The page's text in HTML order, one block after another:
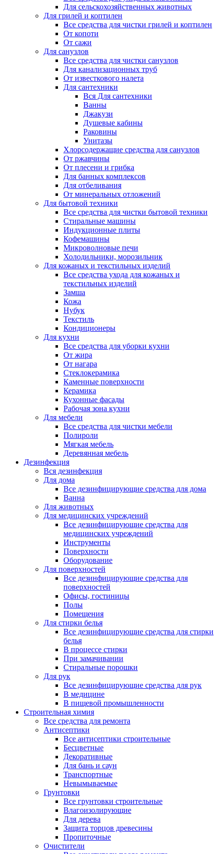
Для сельскохозяйственных животных
Для грилей и коптилен
Все средства для чистки грилей и коптилен
От копоти
От сажи
Для санузлов
Все средства для чистки санузлов
Для канализационных труб
От известкового налета
Для сантехники
Вся Для сантехники
Ванны
Джакузи
Душевые кабины
Раковины
Унитазы
Хлорсодержащие средства для санузлов
От ржавчины
От плесени и грибка
Для банных комплексов
Для отбеливания
От минеральных отложений
Для бытовой техники
Все средства для чистки бытовой техники
Стиральные машины
Индукционные плиты
Кофемашины
Микроволновые печи
Холодильники, морозильник
Для кожаных и текстильных изделий
Все средства ухода для кожаных и
текстильных изделий
Замша
Кожа
Нубук
Текстиль
Кондиционеры
Для кухни
Все средства для уборки кухни
От жира
От нагара
Стеклокерамика
Каменные поверхности
Керамика
Кухонные фасады
Рабочая зона кухни
Для мебели
Все средства для чистки мебели
Полироли
Мягкая мебель
Деревянная мебель
Дезинфекция
Вся дезинфекция
Для дома
Все дезинфицирующие средства для дома
Ванна
Для животных
Для медицинских учреждений
Все дезинфицирующие средства для
медицинских учреждений
Инструменты
Поверхности
Оборудование
Для поверхностей
Все дезинфицирующие средства для
поверхностей
Офисы, гостиницы
Полы
Помещения
Для стирки белья
Все дезинфицирующие средства для стирки
белья
В процессе стирки
При замачивании
Стиральные порошки
Для рук
Все дезинфицирующие средства для рук
В медицине
В пищевой промышленности
Строительная химия
Все средства для ремонта
Антисептики
Все антисептики строительные
Бесцветные
Декоративные
Для бань и саун
Транспортные
Невымываемые
Грунтовки
Все грунтовки строительные
Влагоизолирующие
Для дерева
Защита торцов древесины
Пропиточные
Очистители